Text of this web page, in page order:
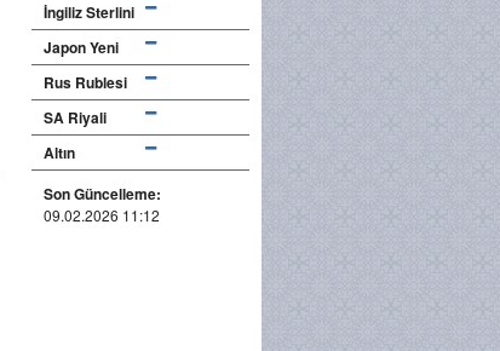
İngiliz Sterlini
Japon Yeni
Rus Rublesi
SA Riyali
Altın
Son Güncelleme:
09.02.2026 11:12